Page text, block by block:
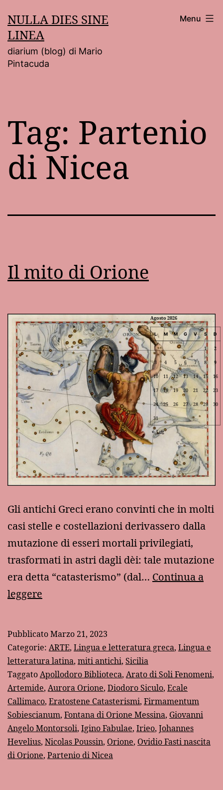
al
contenuto
NULLA DIES SINE
LINEA
diarium (blog) di Mario
Pintacuda
Menu
Tag: Partenio
di Nicea
Il mito di Orione
Gli antichi Greci erano convinti che in molti
casi stelle e costellazioni derivassero dalla
mutazione di esseri mortali privilegiati,
trasformati in astri dagli dèi: tale mutazione
era detta “catasterismo” (dal… Continua a
leggere
Orione
PubblicatoMarzo 21, 2023
Categorie: ARTE, Lingua e letteratura greca, Lingua e
letteratura latina, miti antichi, Sicilia
TaggatoApollodoro Biblioteca, Arato di Soli Fenomeni,
Artemide, Aurora Orione, Diodoro Siculo, Ecale
Callimaco, Eratostene Catasterismi, Firmamentum
Sobiescianum, Fontana di Orione Messina, Giovanni
Angelo Montorsoli, Igino Fabulae, Irieo, Johannes
Hevelius, Nicolas Poussin, Orione, Ovidio Fasti nascita
di Orione, Partenio di Nicea
Agosto 2026
L M M G V S D
1 2
3 4 5 6 7 8 9
10 11 12 13 14 15 16
17 18 19 20 21 22 23
24 25 26 27 28 29 30
31
Lug